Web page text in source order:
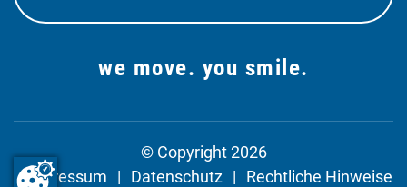
we move. you smile.
© Copyright 2026
Impressum
Datenschutz Rechtliche Hinweise